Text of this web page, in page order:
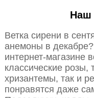
Наш
Ветка сирени в
анемоны в
интернет-магазине
классические
хризантемы, так и
понравятся даже